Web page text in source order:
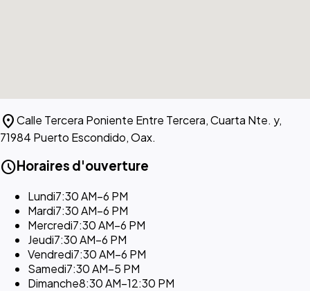
location_onCalle Tercera Poniente Entre Tercera, Cuarta Nte. y,
71984 Puerto Escondido, Oax.
scheduleHoraires d'ouverture
Lundi7:30 AM–6 PM
Mardi7:30 AM–6 PM
Mercredi7:30 AM–6 PM
Jeudi7:30 AM–6 PM
Vendredi7:30 AM–6 PM
Samedi7:30 AM–5 PM
Dimanche8:30 AM–12:30 PM